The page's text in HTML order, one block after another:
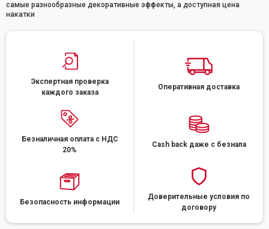
самые разнообразные декоративные эффекты, а доступная цена
накатки
Экспертная проверка
каждого заказа
Оперативная доставка
Безналичная оплата с НДС
20%
Cash back даже с безнала
Безопасность информации
Доверительные условия по
договору